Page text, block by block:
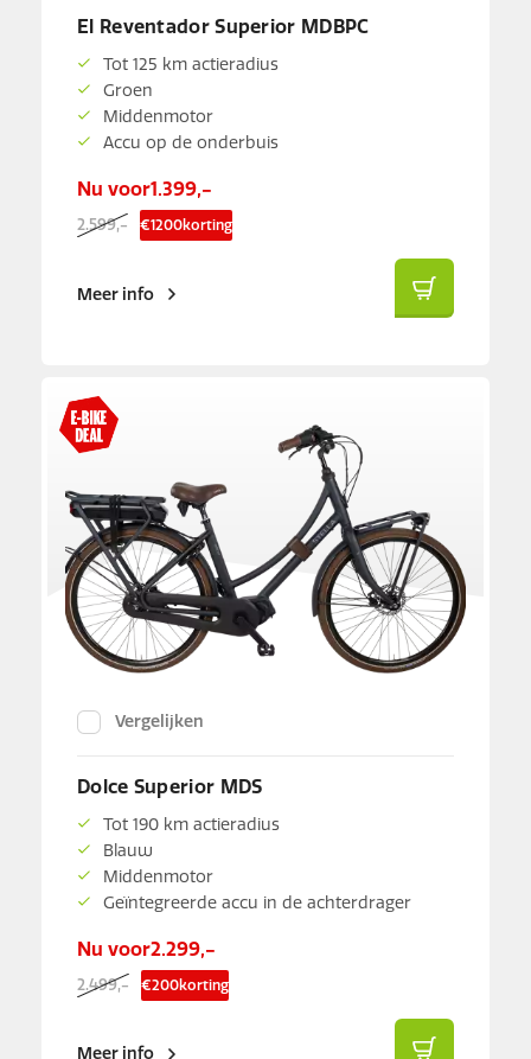
El Reventador Superior MDBPC
Tot 125 km actieradius
Groen
Middenmotor
Accu op de onderbuis
Nu voor1.399,-
2.599,- €1200korting
Meer info
Vergelijken
Dolce Superior MDS
Tot 190 km actieradius
Blauw
Middenmotor
Geïntegreerde accu in de achterdrager
Nu voor2.299,-
2.499,- €200korting
Meer info